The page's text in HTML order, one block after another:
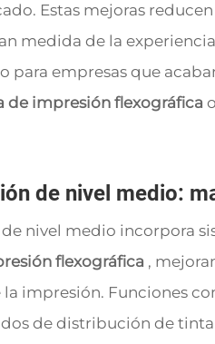
Estas mejoras
medida de la
para empresas que
de impresión flexográfica
de nivel medio:
nivel medio incorpora
flexográfica ,
impresión. Funciones
de distribución de